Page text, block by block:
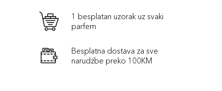
1 besplatan uzorak uz svaki
parfem
Besplatna dostava za sve
narudźbe preko 100KM